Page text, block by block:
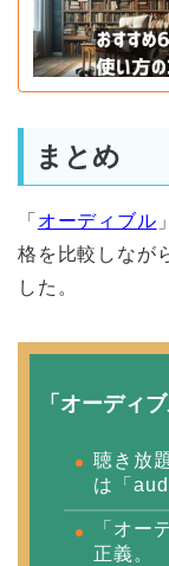
まとめ
「 オーディブル
格を比較しなが
した。
「オーディ
聴き放
は「
「オー
正義。